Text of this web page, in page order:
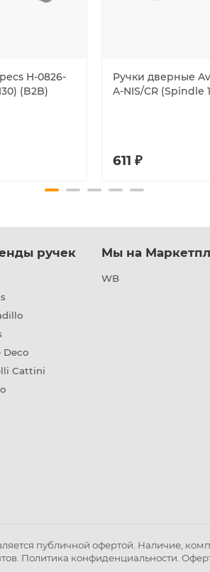
H-0826-
(B2B)
Ручки дверные
A-NIS/CR (Spindle
611 ₽
ручек
Deco
Cattini
Мы на
WB
публичной офертой. Наличие,
Политика конфиденциальности